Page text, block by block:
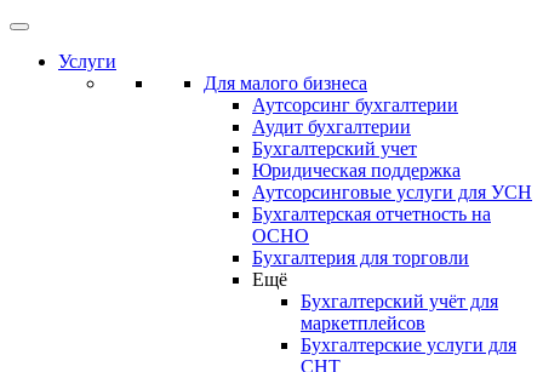
Услуги
Для малого бизнеса
Аутсорсинг бухгалтерии
Аудит бухгалтерии
Бухгалтерский учет
Юридическая поддержка
Аутсорсинговые услуги для УСН
Бухгалтерская отчетность на
ОСНО
Бухгалтерия для торговли
Ещё
Бухгалтерский учёт для
маркетплейсов
Бухгалтерские услуги для
СНТ